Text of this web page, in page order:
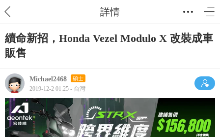
詳情
續命新招，Honda Vezel Modulo X 改裝成車
販售
Michael2468 碩士
2019-12-2 01:25 - 台灣